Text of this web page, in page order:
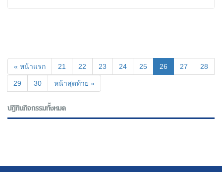
« หน้าแรก 21 22 23 24 25 26 (current)
27 28
29 30 หน้าสุดท้าย »
ปฎิทินกิจกรรมทั้งหมด